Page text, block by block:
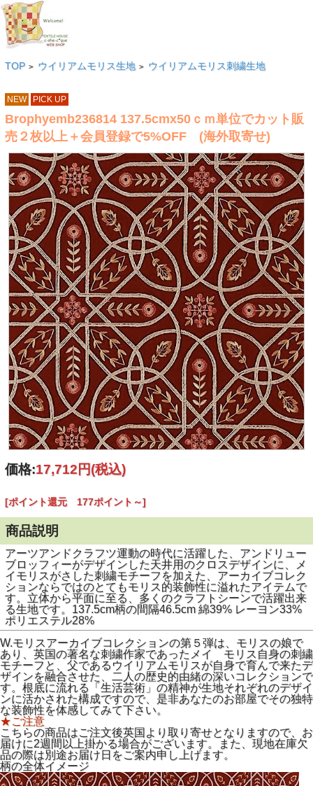
TOP > ウイリアムモリス生地 > ウイリアムモリス刺繍生地
NEW PICK UP
Brophyemb236814 137.5cmx50ｃｍ単位でカット販
売２枚以上＋会員登録で5%OFF (海外取寄せ)
価格:17,712円(税込)
[ポイント還元 177ポイント～]
商品説明
アーツアンドクラフツ運動の時代に活躍した、アンドリュー
ブロッフィーがデザインした天井用のクロスデザインに、メ
イモリスがさした刺繍モチーフを加えた、アーカイブコレク
ションならではのとてもモリス的装飾性に溢れたアイテムで
す。立体から平面に至る、多くのクラフトシーンで活躍出来
る生地です。137.5cm柄の間隔46.5cm 綿39% レーヨン33%
ポリエステル28%
W.モリスアーカイブコレクションの第５弾は、モリスの娘で
あり、英国の著名な刺繍作家であったメイ モリス自身の刺繍
モチーフと、父であるウイリアムモリスが自身で育んで来たデ
ザインを融合させた、二人の歴史的由緒の深いコレクションで
す。根底に流れる「生活芸術」の精神が生地それぞれのデザイ
ンに活かされた構成ですので、是非あなたのお部屋でその独特
な装飾性を体感してみて下さい。
★ご注意
こちらの商品はご注文後英国より取り寄せとなりますので、お
届けに2週間以上掛かる場合がございます。また、現地在庫欠
品の際は別途お届け日をご案内申し上げます。
柄の全体イメージ